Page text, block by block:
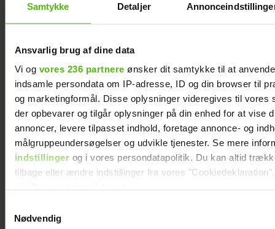
Samtykke Detaljer
Ansvarlig brug af dine data
Vi og vores 236 partnere ønsker dit samtykke til at
indsamle persondata om IP-adresse, ID og din browser til
og marketingformål. Disse oplysninger videregives til vores
der opbevarer og tilgår oplysninger på din enhed for at vise
annoncer, levere tilpasset indhold, foretage annonce- og
målgruppeundersøgelser og udvikle tjenester. Se mere
indstillingerog i vores persondatapolitik. Du kan altid
tilbage eller ændre indstillinger fra vores
Dine valg anvendes på hele websitet.
Nødvendig
”Alene i vildmarken”-Niels sov så meget, at
produktionen frygtede for hans liv: Det var
en del af min plan